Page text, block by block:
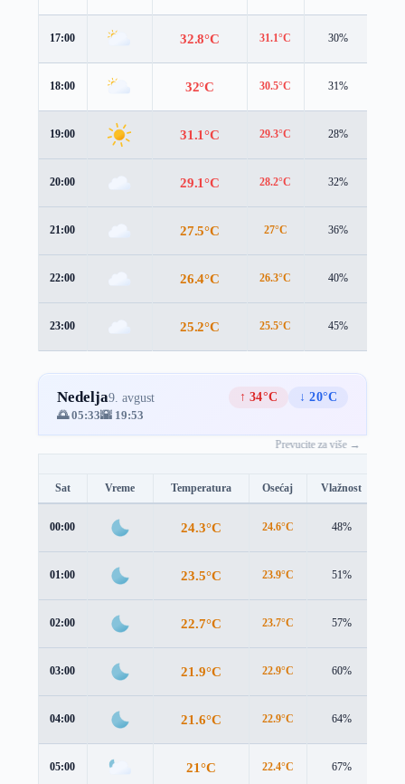
17:00 32.8°C 31.1°C 30%
18:00 32°C 30.5°C 31%
19:00 31.1°C 29.3°C 28%
20:00 29.1°C 28.2°C 32%
21:00 27.5°C 27°C 36%
22:00 26.4°C 26.3°C 40%
23:00 25.2°C 25.5°C 45%
Nedelja9. avgust ↑ 34°C
↓ 20°C
🌅 05:33🌇 19:53
Prevucite za više →
Sat Vreme Temperatura Osećaj Vlažnost
00:00 24.3°C 24.6°C 48%
01:00 23.5°C 23.9°C 51%
02:00 22.7°C 23.7°C 57%
03:00 21.9°C 22.9°C 60%
04:00 21.6°C 22.9°C 64%
05:00 21°C 22.4°C 67%